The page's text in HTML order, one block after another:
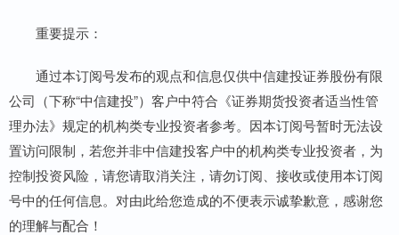
重要提示：
通过本订阅号发布的观点和信息仅供中信建投证券股份有限
公司（下称“中信建投”）客户中符合《证券期货投资者适当性管
理办法》规定的机构类专业投资者参考。因本订阅号暂时无法设
置访问限制，若您并非中信建投客户中的机构类专业投资者，为
控制投资风险，请您请取消关注，请勿订阅、接收或使用本订阅
号中的任何信息。对由此给您造成的不便表示诚挚歉意，感谢您
的理解与配合！